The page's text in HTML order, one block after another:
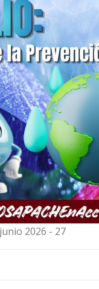
2026 - 27